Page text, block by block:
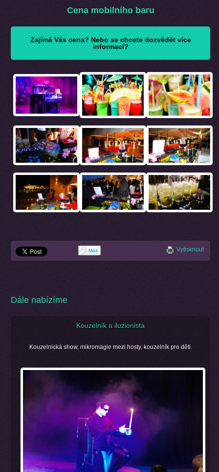
Cena mobilního baru
Zajímá Vás cena? Nebo se chcete dozvědět více
informací?
Vytisknout
Dále nabízíme
Kouzelník a iluzionista
Kouzelnická show, mikromagie mezi hosty, kouzelník pro děti.